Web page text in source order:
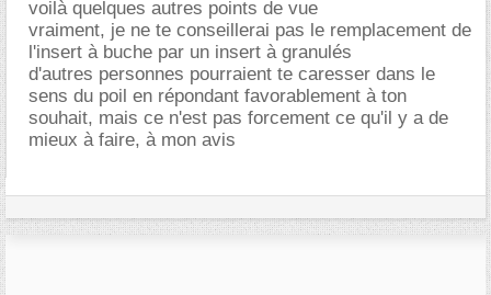
voilà quelques autres points de vue
vraiment, je ne te conseillerai pas le remplacement de
l'insert à buche par un insert à granulés
d'autres personnes pourraient te caresser dans le
sens du poil en répondant favorablement à ton
souhait, mais ce n'est pas forcement ce qu'il y a de
mieux à faire, à mon avis